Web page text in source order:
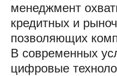
менеджмент
кредитных и
позволяющих
В современных
цифровые